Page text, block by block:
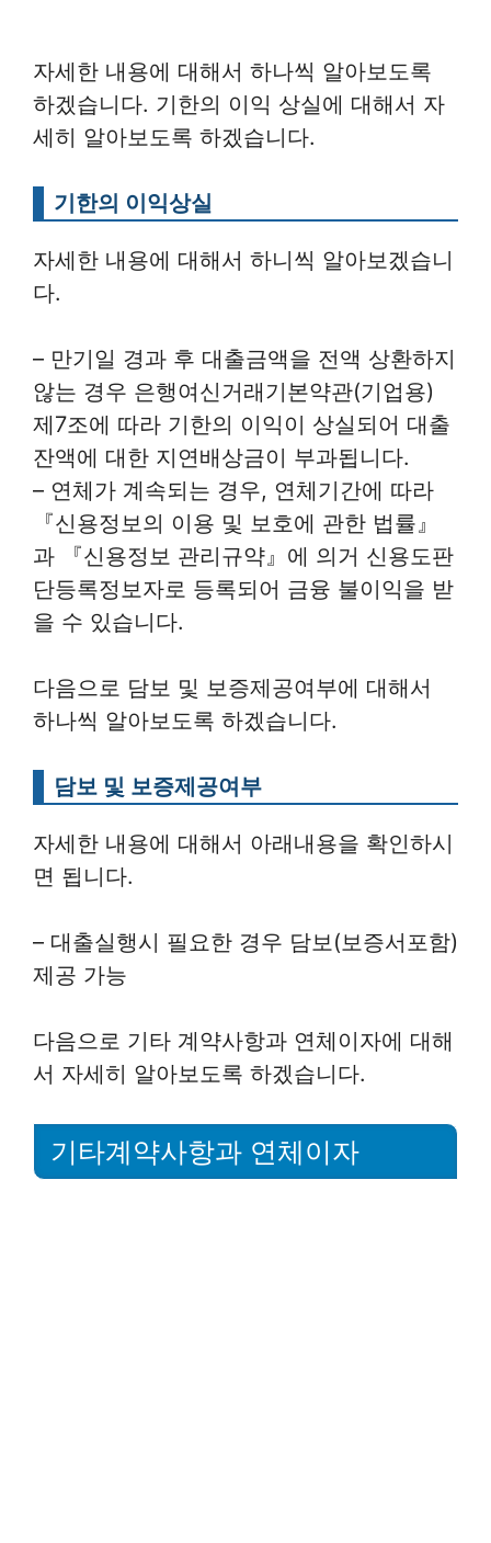
자세한 내용에 대해서 하나씩 알아보도록
하겠습니다. 기한의 이익 상실에 대해서 자
세히 알아보도록 하겠습니다.
기한의 이익상실
자세한 내용에 대해서 하니씩 알아보겠습니
다.
– 만기일 경과 후 대출금액을 전액 상환하지
않는 경우 은행여신거래기본약관(기업용)
제7조에 따라 기한의 이익이 상실되어 대출
잔액에 대한 지연배상금이 부과됩니다.
– 연체가 계속되는 경우, 연체기간에 따라
『신용정보의 이용 및 보호에 관한 법률』
과 『신용정보 관리규약』에 의거 신용도판
단등록정보자로 등록되어 금융 불이익을 받
을 수 있습니다.
다음으로 담보 및 보증제공여부에 대해서
하나씩 알아보도록 하겠습니다.
담보 및 보증제공여부
자세한 내용에 대해서 아래내용을 확인하시
면 됩니다.
– 대출실행시 필요한 경우 담보(보증서포함)
제공 가능
다음으로 기타 계약사항과 연체이자에 대해
서 자세히 알아보도록 하겠습니다.
기타계약사항과 연체이자